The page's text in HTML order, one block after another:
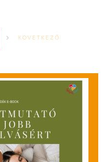
KÖVETKEZŐ